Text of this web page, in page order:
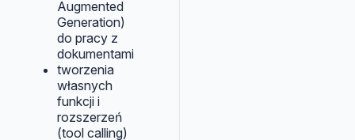
Augmented
Generation)
do pracy z
dokumentami
tworzenia
własnych
funkcji i
rozszerzeń
(tool calling)